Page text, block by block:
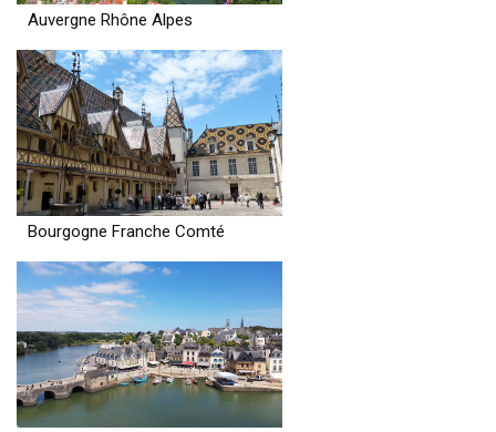
Auvergne Rhône Alpes
Bourgogne Franche Comté